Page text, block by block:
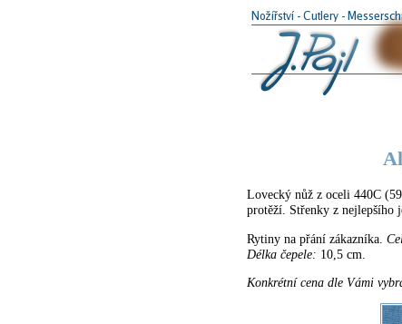
Lovecký nůž z oceli 440C
protěží. Střenky z nejlepšího
Rytiny na přání zákazníka.
Délka čepele: 10,5 cm.
Konkrétní cena dle Vámi